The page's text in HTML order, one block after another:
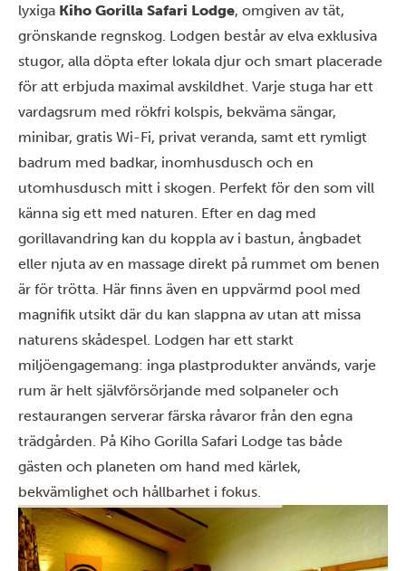
lyxiga Kiho Gorilla Safari Lodge, omgiven av tät,
grönskande regnskog. Lodgen består av elva exklusiva
stugor, alla döpta efter lokala djur och smart placerade
för att erbjuda maximal avskildhet. Varje stuga har ett
vardagsrum med rökfri kolspis, bekväma sängar,
minibar, gratis Wi-Fi, privat veranda, samt ett rymligt
badrum med badkar, inomhusdusch och en
utomhusdusch mitt i skogen. Perfekt för den som vill
känna sig ett med naturen. Efter en dag med
gorillavandring kan du koppla av i bastun, ångbadet
eller njuta av en massage direkt på rummet om benen
är för trötta. Här finns även en uppvärmd pool med
magnifik utsikt där du kan slappna av utan att missa
naturens skådespel. Lodgen har ett starkt
miljöengagemang: inga plastprodukter används, varje
rum är helt självförsörjande med solpaneler och
restaurangen serverar färska råvaror från den egna
trädgården. På Kiho Gorilla Safari Lodge tas både
gästen och planeten om hand med kärlek,
bekvämlighet och hållbarhet i fokus.